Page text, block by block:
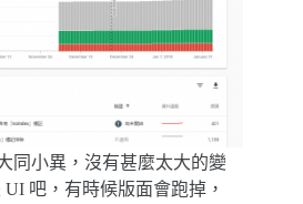
同小異，沒有甚麼太大的變
吧，有時候版面會跑掉，